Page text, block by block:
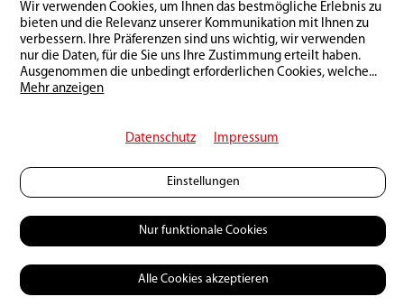
Wir verwenden Cookies, um Ihnen das bestmögliche Erlebnis zu
bieten und die Relevanz unserer Kommunikation mit Ihnen zu
verbessern. Ihre Präferenzen sind uns wichtig, wir verwenden
nur die Daten, für die Sie uns Ihre Zustimmung erteilt haben.
Ausgenommen die unbedingt erforderlichen Cookies, welche...
Mehr anzeigen
Datenschutz Impressum
Einstellungen
Nur funktionale Cookies
Alle Cookies akzeptieren